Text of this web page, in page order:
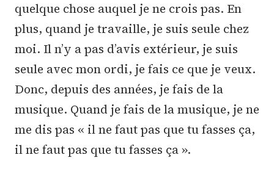
quelque chose auquel je ne crois pas. En
plus, quand je travaille, je suis seule chez
moi. Il n’y a pas d’avis extérieur, je suis
seule avec mon ordi, je fais ce que je veux.
Donc, depuis des années, je fais de la
musique. Quand je fais de la musique, je ne
me dis pas « il ne faut pas que tu fasses ça,
il ne faut pas que tu fasses ça ».